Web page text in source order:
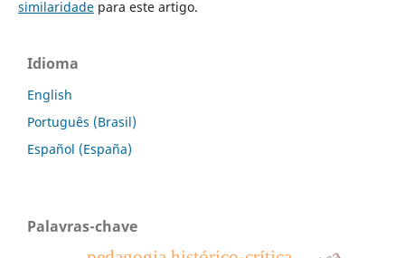
similaridadepara este artigo.
Idioma
English
Português (Brasil)
Español (España)
Palavras-chave